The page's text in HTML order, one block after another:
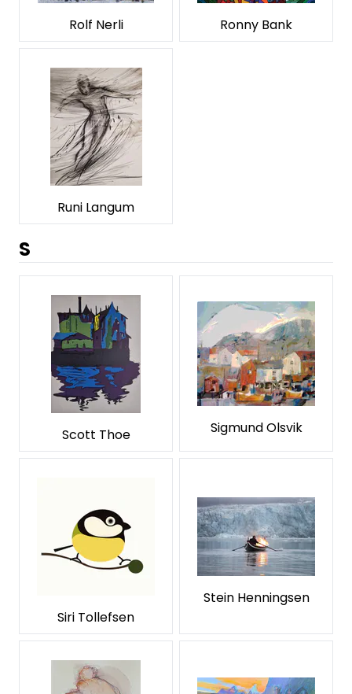
Rolf Nerli Ronny Bank
Runi Langum
S
Scott Thoe Sigmund Olsvik
Siri Tollefsen
Stein Henningsen